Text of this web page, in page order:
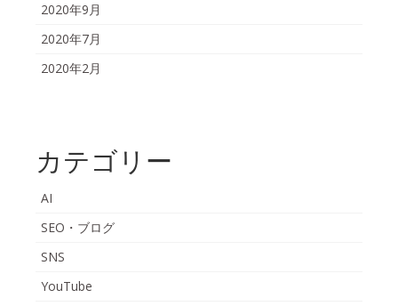
2020年9月
2020年7月
2020年2月
カテゴリー
AI
SEO・ブログ
SNS
YouTube